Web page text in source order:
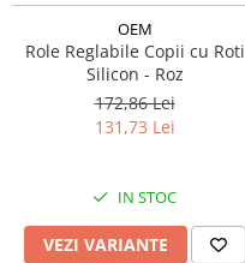
OEM
Role Reglabile Copii cu Roti
Silicon - Roz
172,86 Lei
131,73 Lei
IN STOC
VEZI VARIANTE